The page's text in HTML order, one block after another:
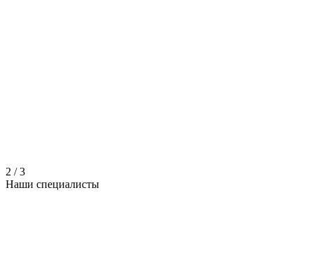
2 /3
Наши специалисты